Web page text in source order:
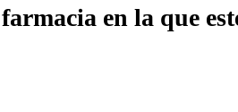
en la que